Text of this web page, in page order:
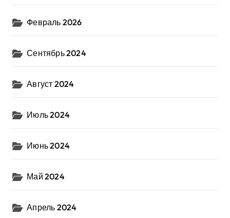
Февраль 2026
Сентябрь 2024
Август 2024
Июль 2024
Июнь 2024
Май 2024
Апрель 2024